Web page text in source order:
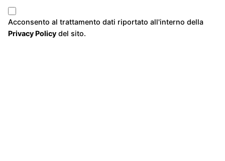
Acconsento al trattamento dati riportato all'interno della
Privacy Policy del sito.